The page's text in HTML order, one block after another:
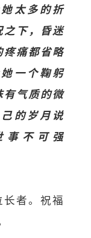
太多的折
之下，昏迷
疼痛都省略
一个鞠躬
有气质的微
的岁月说
事不可强
者。祝福